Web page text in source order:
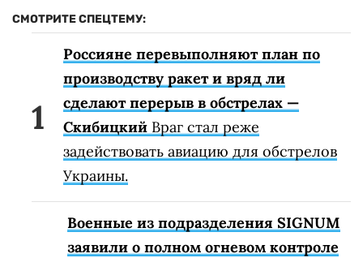
СМОТРИТЕ СПЕЦТЕМУ:
Россияне перевыполняют план по
производству ракет и вряд ли
сделают перерыв в обстрелах —
Скибицкий Враг стал реже
задействовать авиацию для обстрелов
Украины.
Военные из подразделения SIGNUM
заявили о полном огневом контроле